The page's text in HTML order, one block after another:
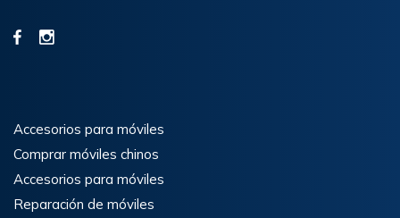
Accesorios para móviles
Comprar móviles chinos
Accesorios para móviles
Reparación de móviles